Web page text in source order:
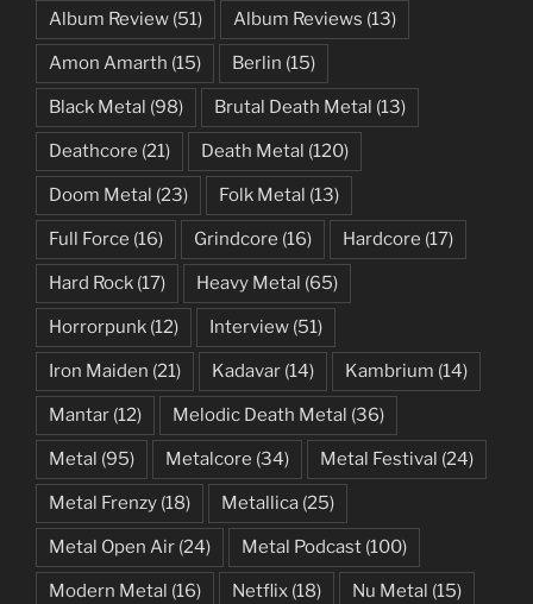
Album Review (51) Album Reviews (13)
Amon Amarth (15) Berlin (15)
Black Metal (98) Brutal Death Metal (13)
Deathcore (21) Death Metal (120)
Doom Metal (23) Folk Metal (13)
Full Force (16) Grindcore (16) Hardcore (17)
Hard Rock (17) Heavy Metal (65)
Horrorpunk (12) Interview (51)
Iron Maiden (21) Kadavar (14) Kambrium (14)
Mantar (12) Melodic Death Metal (36)
Metal (95) Metalcore (34) Metal Festival (24)
Metal Frenzy (18) Metallica (25)
Metal Open Air (24) Metal Podcast (100)
Modern Metal (16) Netflix (18) Nu Metal (15)